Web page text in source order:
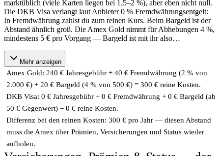
marktüblich (viele Karten liegen bei 1,5–2 %), aber eben nicht null.
Die DKB Visa verlangt laut Anbieter 0 % Fremdwährungsentgelt:
In Fremdwährung zahlst du zum reinen Kurs. Beim Bargeld ist der
Abstand ähnlich groß. Die Amex Gold nimmt für Abhebungen 4 %,
mindestens 5 € pro Vorgang — Bargeld ist mit ihr also…
Mehr anzeigen
Amex Gold: 240 € Jahresgebühr + 40 € Fremdwährung (2 % von
2.000 €) + 20 € Bargeld (4 % von 500 €) = 300 € reine Kosten.
DKB Visa: 0 € Jahresgebühr + 0 € Fremdwährung + 0 € Bargeld (ab
50 € Gegenwert) = 0 € reine Kosten.
Differenz bei den reinen Kosten: 300 € pro Jahr — diesen Abstand
muss die Amex über Prämien, Versicherungen und Status wieder
aufholen.